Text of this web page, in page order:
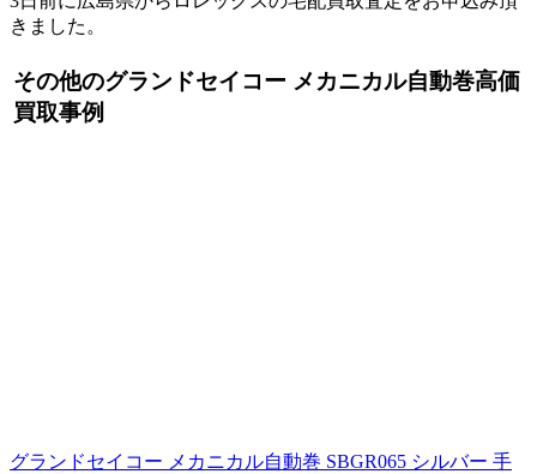
きました。
その他のグランドセイコー メカニカル自動巻高価
買取事例
グランドセイコー メカニカル自動巻 SBGR065 シルバー 手